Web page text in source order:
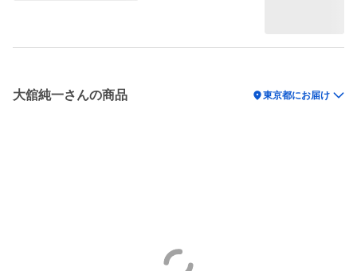
大舘純一さんの商品 location_on東京都にお届け